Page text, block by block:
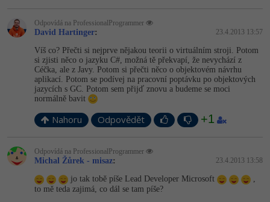
Odpovídá na ProfessionalProgrammer
David Hartinger: 23.4.2013 13:57
Víš co? Přečti si nejprve nějakou teorii o virtuálním stroji. Potom
si zjisti něco o jazyku C#, možná tě překvapí, že nevychází z
Céčka, ale z Javy. Potom si přečti něco o objektovém návrhu
aplikací. Potom se podívej na pracovní poptávku po objektových
jazycích s GC. Potom sem přijď znovu a budeme se moci
normálně bavit
Nahoru Odpovědět +1
Odpovídá na ProfessionalProgrammer
Michal Žůrek - misaz: 23.4.2013 13:58
jo tak tobě píše Lead Developer Microsoft
,
to mě teda zajimá, co dál se tam píše?